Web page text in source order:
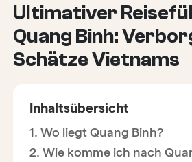
Ultimativer
Quang Binh:
Schätze Vietnams
Inhaltsübersicht
Wo liegt Quang Binh?
Wie komme ich nach